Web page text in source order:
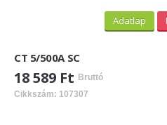
Adatlap
CT 5/500A SC
18 589 Ft Bruttó
Cikkszám: 107307